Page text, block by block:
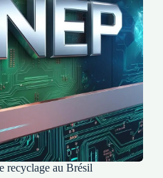
recyclage au Brésil